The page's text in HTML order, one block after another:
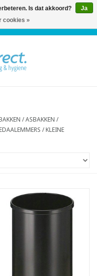
/ ASBAKKEN /
/KLEINE
Is dat akkoord?
Ja
cookies »